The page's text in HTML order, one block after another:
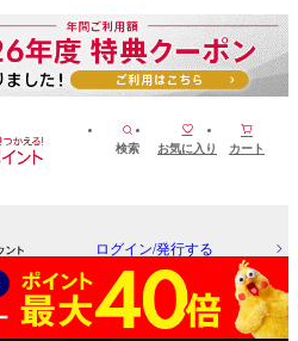
検索 お気に入り カート
ログイン/発行する